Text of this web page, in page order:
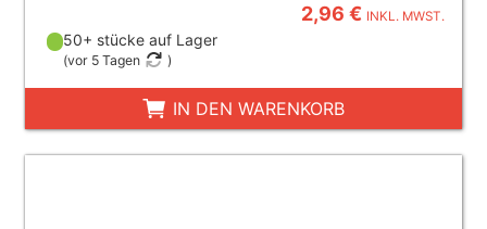
2,96 € INKL. MWST.
50+ stücke auf Lager
(vor 5 Tagen )
IN DEN WARENKORB